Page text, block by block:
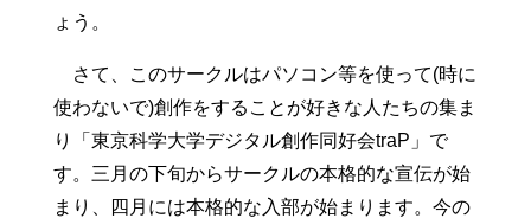
ょう。
さて、このサークルはパソコン等を使って(時に
使わないで)創作をすることが好きな人たちの集ま
り「東京科学大学デジタル創作同好会traP」で
す。三月の下旬からサークルの本格的な宣伝が始
まり、四月には本格的な入部が始まります。今の